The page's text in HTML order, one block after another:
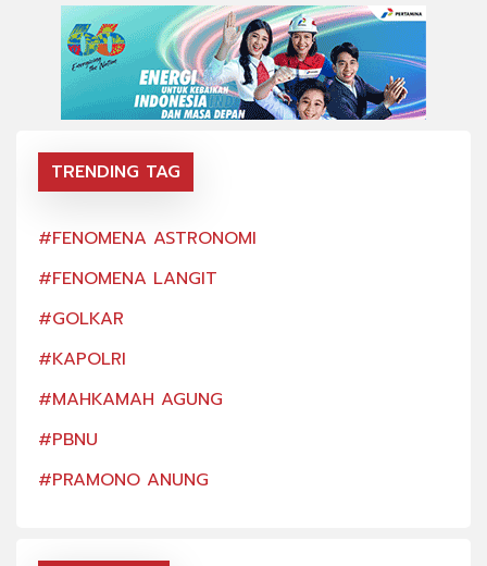
TRENDING TAG
#FENOMENA ASTRONOMI
#FENOMENA LANGIT
#GOLKAR
#KAPOLRI
#MAHKAMAH AGUNG
#PBNU
#PRAMONO ANUNG